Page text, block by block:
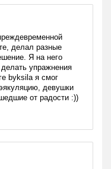
делал разные
Я на него
упражнения
byksila я смог
девушки
от радости :))